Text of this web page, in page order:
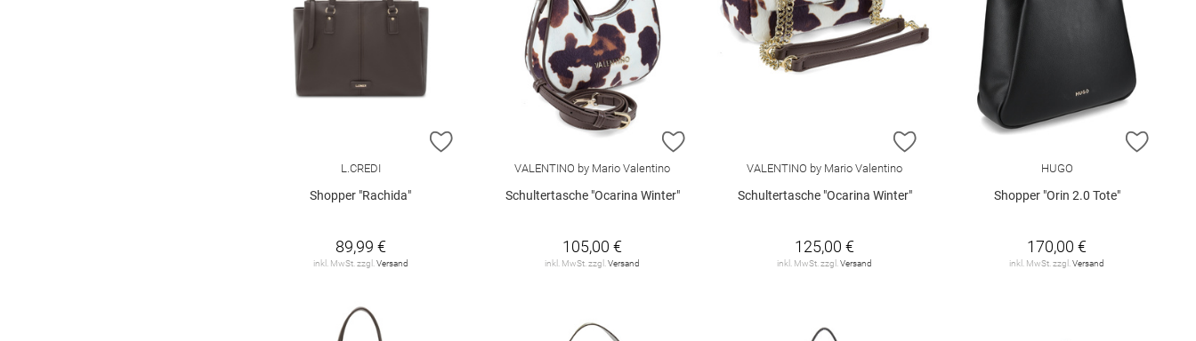
ZUR WUNSCHLISTE HINZUFÜGEN
L.CREDI
Shopper "Rachida"
89,99 €
inkl. MwSt. zzgl. Versand
ZUR WUNSCHLISTE HINZUFÜGEN
VALENTINO by Mario Valentino
Schultertasche "Ocarina Winter"
105,00 €
inkl. MwSt. zzgl.Versand
VALENTINO by Mario Valentino
Schultertasche "Ocarina Winter"
125,00 €
inkl. MwSt. zzgl.Versand
ZUR
HUGO
Shopper "Orin 2.0 Tote"
170,00 €
inkl. MwSt. zzgl.Versand